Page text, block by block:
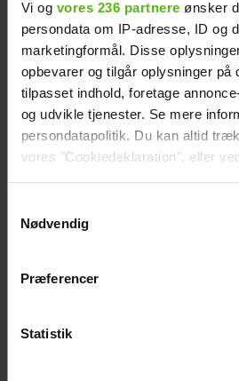
Vi og vores 236 partnere ønsker
persondata om IP-adresse, ID og
marketingformål. Disse
opbevarer og tilgår oplysninger på
tilpasset indhold, foretage
og udvikle tjenester. Se mere
persondatapolitik. Du kan altid
vores "Cookiedeklaration", eller
Vi anvender egne cookies og
generere statistik og huske dine
Nødvendig
Præferencer
Statistik
Se billedet: Så meget har